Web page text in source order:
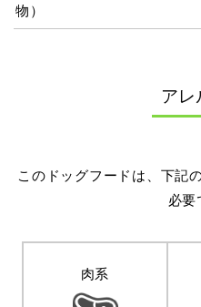
物）
アレ
このドッグフードは、下記
必要
肉系